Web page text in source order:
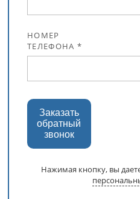
НОМЕР
ТЕЛЕФОНА *
Заказать
обратный
звонок
Нажимая кнопку, вы